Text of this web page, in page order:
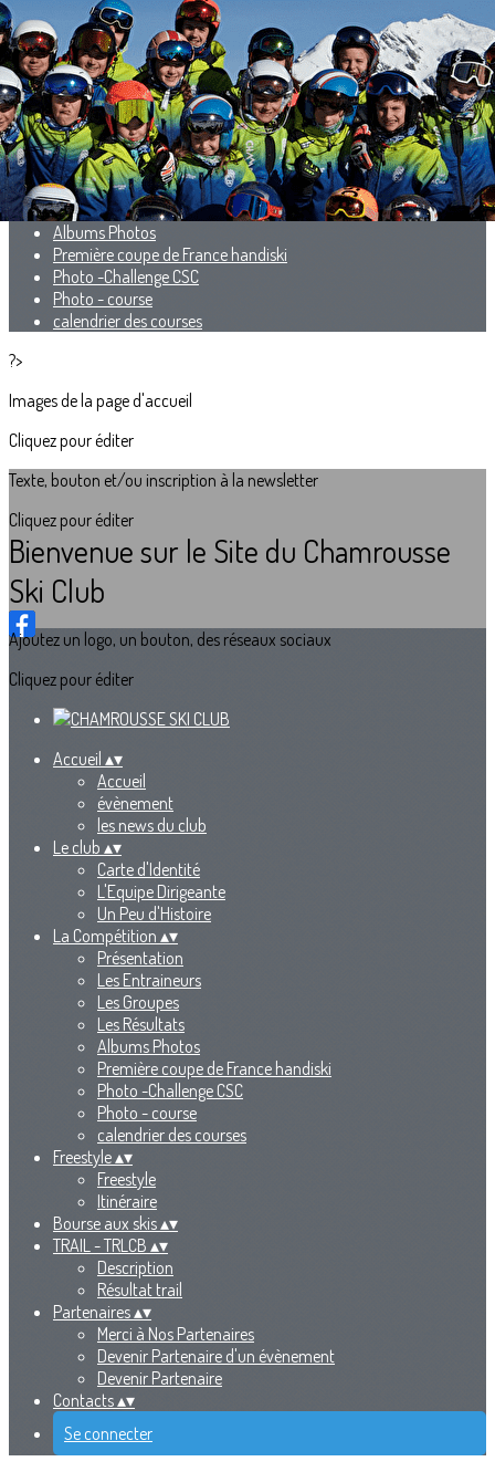
Menu
<
>
Présentation
Les Entraineurs
Les Groupes
Les Résultats
Albums Photos
Première coupe de France handiski
Photo -Challenge CSC
Photo - course
calendrier des courses
?>
Images de la page d'accueil
Cliquez pour éditer
Texte, bouton et/ou inscription à la newsletter
Cliquez pour éditer
Bienvenue sur le Site du Chamrousse
Ski Club
Ajoutez un logo, un bouton, des réseaux sociaux
Cliquez pour éditer
Accueil ▴▾
Accueil
évènement
les news du club
Le club ▴▾
Carte d'Identité
L'Equipe Dirigeante
Un Peu d'Histoire
La Compétition ▴▾
Présentation
Les Entraineurs
Les Groupes
Les Résultats
Albums Photos
Première coupe de France handiski
Photo -Challenge CSC
Photo - course
calendrier des courses
Freestyle▴▾
Freestyle
Itinéraire
Bourse aux skis▴▾
TRAIL - TRLCB ▴▾
Description
Résultat trail
Partenaires▴▾
Merci à Nos Partenaires
Devenir Partenaire d'un évènement
Devenir Partenaire
Contacts▴▾
Se connecter